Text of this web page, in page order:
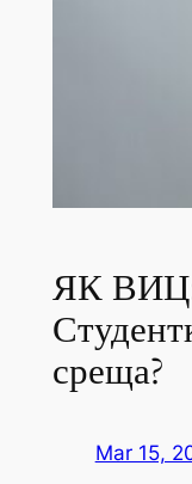
ЯК ВИЦ:
среща?
Mar 15,